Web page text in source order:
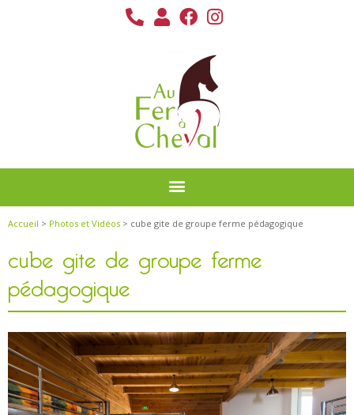
Accueil > Photos et Vidéos > cube gite de groupe ferme pédagogique
cube gite de groupe ferme
pédagogique